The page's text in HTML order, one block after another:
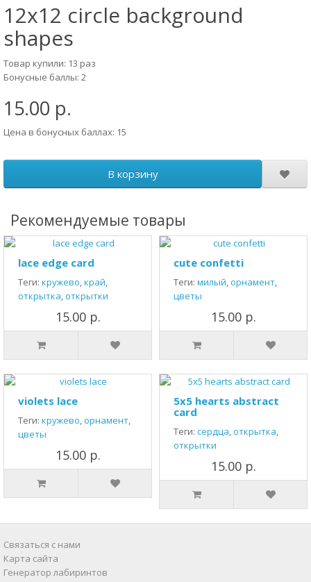
12x12 circle background
shapes
Товар купили: 13 раз
Бонусные баллы: 2
15.00 р.
Цена в бонусных баллах: 15
В корзину
Рекомендуемые товары
lace edge card
Теги: кружево,край,
открытка,открытки
15.00 р.
cute confetti
Теги: милый,орнамент,
цветы
15.00 р.
violets lace
Теги: кружево,орнамент,
цветы
15.00 р.
5x5 hearts abstract
card
Теги: сердца,открытка,
открытки
15.00 р.
Связаться с нами
Карта сайта
Генератор лабиринтов